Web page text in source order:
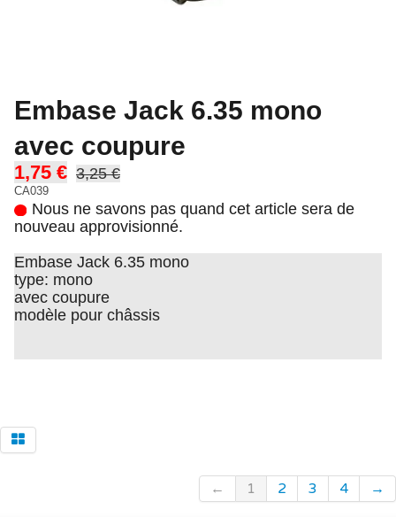
Embase Jack 6.35 mono
avec coupure
1,75 € 3,25 €
CA039
Nous ne savons pas quand cet article sera de
nouveau approvisionné.
Embase Jack 6.35 mono
type: mono
avec coupure
modèle pour châssis
← 1 2 3 4 →